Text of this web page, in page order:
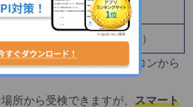
述式
力検査35分／性格検査30分）
ネットに接続できるパソコンから
所から受検できますが、 スマート